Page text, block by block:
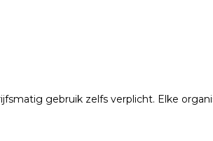
gebruik zelfs verplicht. Elke